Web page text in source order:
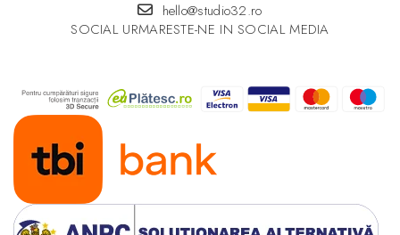
hello@studio32.ro
SOCIAL URMARESTE-NE IN SOCIAL MEDIA